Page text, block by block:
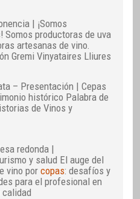
| ¡Somos
Somos productoras de uva
artesanas de vino.
Gremi Vinyataires Lliures
– Presentación | Cepas
histórico Palabra de
de Vinos y
redonda |
y salud El auge del
vino porcopas: desafíos y
para el profesional en
calidad